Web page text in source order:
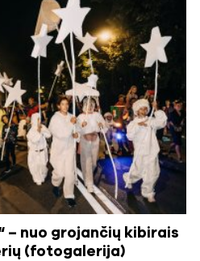
– nuo grojančių kibirais
(fotogalerija)